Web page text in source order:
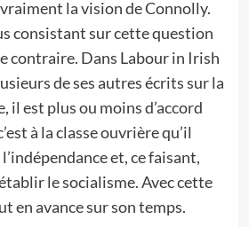
la vision de Connolly.
consistant sur cette question
contraire. Dans Labour in Irish
de ses autres écrits sur la
il est plus ou moins d’accord
à la classe ouvrière qu’il
et, ce faisant,
le socialisme. Avec cette
en avance sur son temps.